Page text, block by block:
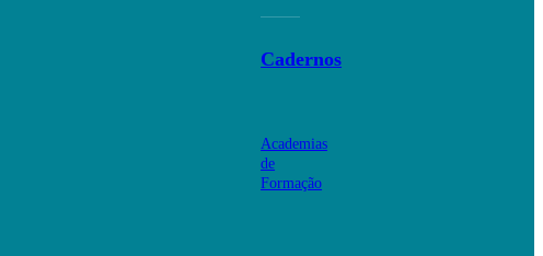
Cadernos
Academias
de
Formação